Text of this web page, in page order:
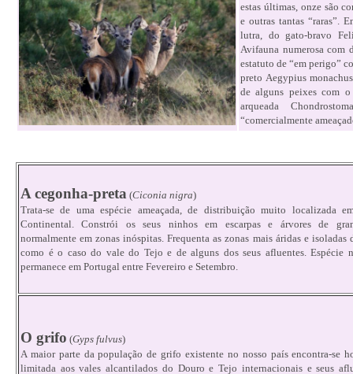
estas últimas, onze são
e outras tantas “raras”.
lutra, do gato-bravo
Avifauna numerosa com
estatuto de “em perigo”
preto Aegypius
de alguns peixes com o
arqueada
“comercialmente
A cegonha-preta (Ciconia nigra)
Trata-se de uma espécie ameaçada, de distribuição muito localizada
Continental. Constrói os seus ninhos em escarpas e árvores de
normalmente em zonas inóspitas. Frequenta as zonas mais áridas e isoladas
como é o caso do vale do Tejo e de alguns dos seus afluentes. Espécie
permanece em Portugal entre Fevereiro e Setembro.
O grifo (Gyps fulvus)
A maior parte da população de grifo existente no nosso país encontra-se
limitada aos vales alcantilados do Douro e Tejo internacionais e seus